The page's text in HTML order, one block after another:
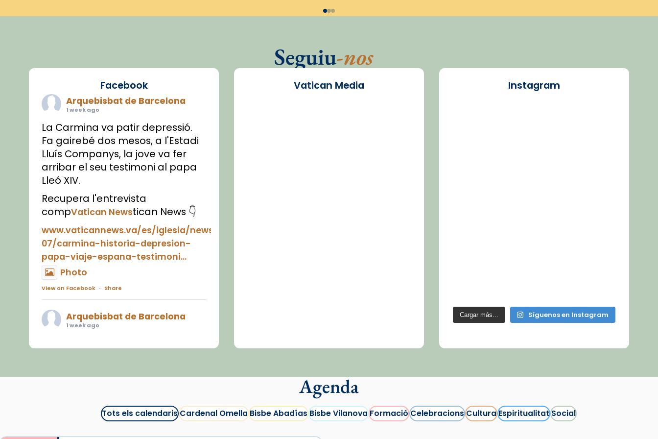
Seguiu-nos
Facebook
Arquebisbat de Barcelona
1 week ago
La Carmina va patir depressió.
Fa gairebé dos mesos, a l'Estadi
Lluís Companys, la jove va fer
arribar el seu testimoni al papa
Lleó XIV.
Recupera l'entrevista
compVatican Newstican News 👇
www.vaticannews.va/es/iglesia/news/2026-
07/carmina-historia-depresion-
papa-viaje-espana-testimoni...
Photo
View on Facebook · Share
Arquebisbat de Barcelona
1 week ago
juliol la missa de Les Santes de
Vatican Media Instagram
Cargar más... Síguenos en Instagram
Agenda
Tots els calendarisCardenal OmellaBisbe AbadíasBisbe VilanovaFormacióCelebracionsCulturaEspiritualitatSocial